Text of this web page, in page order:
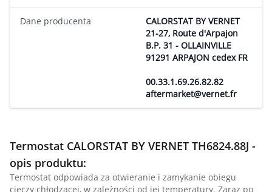
Dane producenta
CALORSTAT BY VERNET
21-27, Route d'Arpajon
B.P. 31 - OLLAINVILLE
91291 ARPAJON cedex FR
00.33.1.69.26.82.82
aftermarket@vernet.fr
Termostat CALORSTAT BY VERNET TH6824.88J -
opis produktu:
Termostat odpowiada za otwieranie i zamykanie obiegu
cieczy chłodzącej, w zależności od jej temperatury. Zaraz po